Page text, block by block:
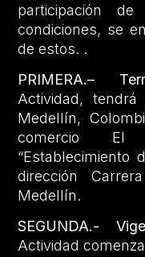
participación
condiciones, se
de estos. .
PRIMERA.–
Actividad,
Medellín,
comercio El
“Establecimiento
dirección
Medellín.
SEGUNDA.-
Actividad